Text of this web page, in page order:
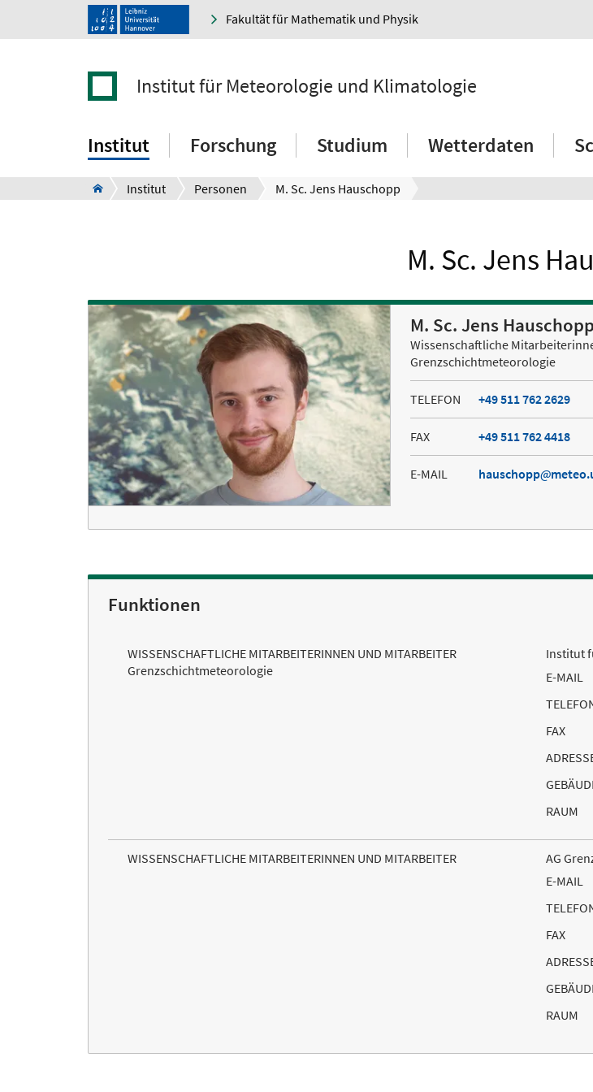
Fakultät für Mathematik und Physik
Institut für Meteorologie und Klimatologie
Institut Forschung Studium Wetterdaten
Institut Personen M. Sc. Jens Hauschopp
M. Sc. Jens
M. Sc. Jens Hauschopp
Wissenschaftliche
Grenzschichtmeteorologie
TELEFON +49 511 762 2629
FAX +49 511 762 4418
E-MAIL hauschopp
Funktionen
WISSENSCHAFTLICHE MITARBEITERINNEN UND MITARBEITER
Grenzschichtmeteorologie
Institut
E-MAIL
FAX
RAUM
WISSENSCHAFTLICHE MITARBEITERINNEN UND MITARBEITER
AG
E-MAIL
FAX
RAUM